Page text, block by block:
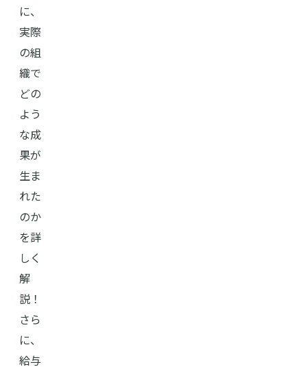
に、
実際
の組
織で
どの
よう
な成
果が
生ま
れた
のか
を詳
しく
解
説！
さら
に、
給与